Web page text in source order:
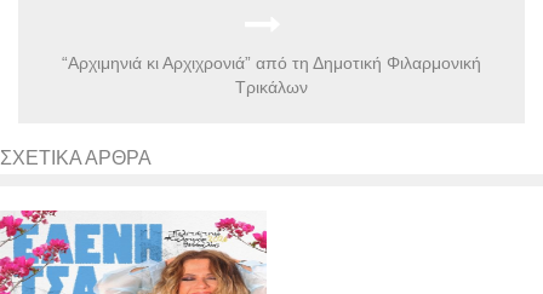
“Αρχιμηνιά κι Αρχιχρονιά” από τη Δημοτική Φιλαρμονική
Τρικάλων
ΣΧΕΤΙΚΆ ΆΡΘΡΑ